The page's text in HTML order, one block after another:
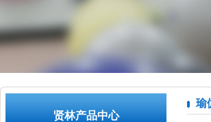
贤林产品中心
瑜